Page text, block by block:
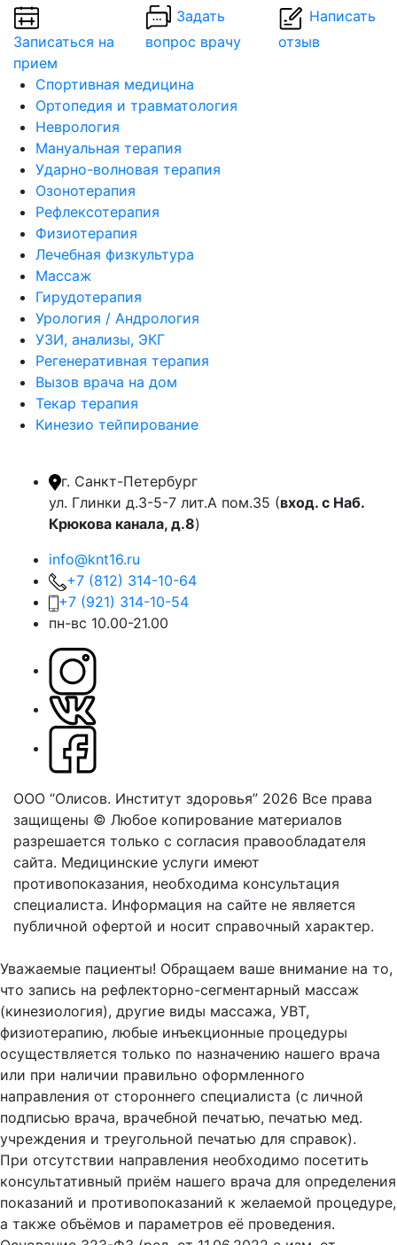
Записаться на
прием
Задать
вопрос врачу
Написать
отзыв
Спортивная медицина
Ортопедия и травматология
Неврология
Мануальная терапия
Ударно-волновая терапия
Озонотерапия
Рефлексотерапия
Физиотерапия
Лечебная физкультура
Массаж
Гирудотерапия
Урология / Андрология
УЗИ, анализы, ЭКГ
Регенеративная терапия
Вызов врача на дом
Текар терапия
Кинезио тейпирование
г. Санкт-Петербург
ул. Глинки д.3-5-7 лит.А пом.35 (вход. с Наб.
Крюкова канала, д.8)
info@knt16.ru
+7 (812) 314-10-64
+7 (921) 314-10-54
пн-вс 10.00-21.00
ООО “Олисов. Институт здоровья” 2026 Все права
защищены © Любое копирование материалов
разрешается только с согласия правообладателя
сайта. Медицинские услуги имеют
противопоказания, необходима консультация
специалиста. Информация на сайте не является
публичной офертой и носит справочный характер.
Уважаемые пациенты! Обращаем ваше внимание на то,
что запись на рефлекторно-сегментарный массаж
(кинезиология), другие виды массажа, УВТ,
физиотерапию, любые инъекционные процедуры
осуществляется только по назначению нашего врача
или при наличии правильно оформленного
направления от стороннего специалиста (с личной
подписью врача, врачебной печатью, печатью мед.
учреждения и треугольной печатью для справок).
При отсутствии направления необходимо посетить
консультативный приём нашего врача для определения
показаний и противопоказаний к желаемой процедуре,
а также объёмов и параметров её проведения.